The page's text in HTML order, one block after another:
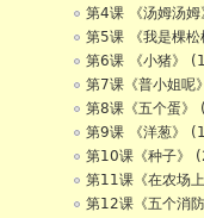
第4课 《汤姆汤
第5课 《我是棵
第6课 《小猪》
第7课《普小姐
第8课《五个蛋
第9课 《洋葱》
第10课《种子》
第11课《在农场
第12课《五个消